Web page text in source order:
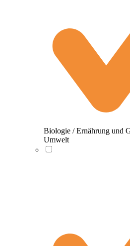
Biologie / Ernährung und
Umwelt